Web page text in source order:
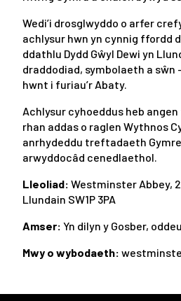
Wedi’i drosglwyddo o arfer
achlysur hwn yn cynnig ffordd
ddathlu Dydd Gŵyl Dewi yn
draddodiad, symbolaeth a
hwnt i furiau’r Abaty.
Achlysur cyhoeddus heb
rhan addas o raglen Wythnos
anrhydeddu treftadaeth
arwyddocâd cenedlaethol.
Lleoliad: Westminster Abbey,
Llundain SW1P 3PA
Amser: Yn dilyn y Gosber,
Mwy o wybodaeth: